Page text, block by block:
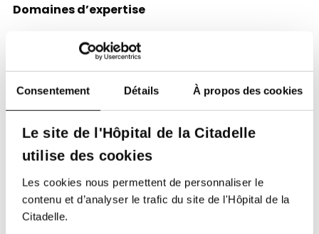
Consentement Détails À propos des cookies
Le site de l'Hôpital de la Citadelle
utilise des cookies
Les cookies nous permettent de personnaliser le
contenu et d’analyser le trafic du site de l'Hôpital de la
Citadelle.
Domaines d’expertise
Urologie pédiatrique :
Il est formé à l’ensemble des pathologies
urologiques de l’enfant, avec une expertise
particulière dans :
La chirurgie de l’hypospade
La chirurgie reconstructrice pédiatrique
La chirurgie endoscopique pédiatrique (mise au
point diagnostique, traitement du reflux vésico-
urétéral, ponction d’urétérocèle, mégauretère,